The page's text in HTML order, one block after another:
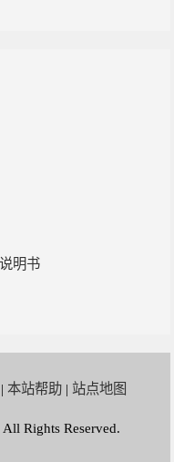
明书
| 本站帮助 | 站点地图
All Rights Reserved.